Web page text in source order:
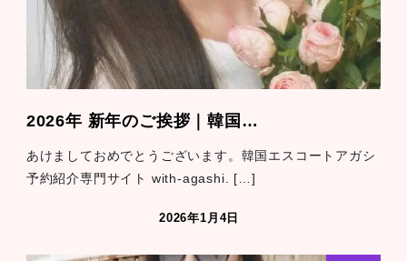
2026年 新年のご挨拶｜韓国…
あけましておめでとうございます。韓国エスコートアガシ
予約紹介専門サイト with-agashi. […]
2026年1月4日